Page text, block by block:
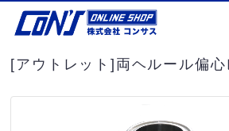
[アウトレット]両ヘルール偏心